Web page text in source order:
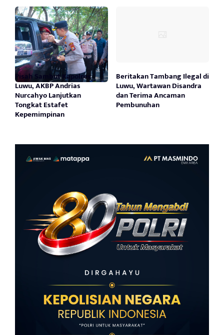
Pisah Sambut Kapolres
Luwu, AKBP Andrias
Nurcahyo Lanjutkan
Tongkat Estafet
Kepemimpinan
Beritakan Tambang Ilegal di
Luwu, Wartawan Disandra
dan Terima Ancaman
Pembunuhan